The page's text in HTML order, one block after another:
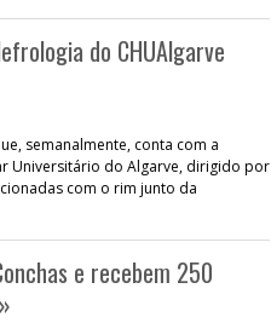
do CHUAlgarve
semanalmente, conta com a
Universitário do Algarve, dirigido por
com o rim junto da
e recebem 250